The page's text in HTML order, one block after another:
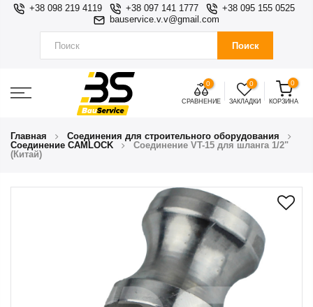
+38 098 219 4119 +38 097 141 1777
+38 095 155 0525
bauservice.v.v@gmail.com
Поиск
0
СРАВНЕНИЕ
0
ЗАКЛАДКИ
0
КОРЗИНА
Главная
Соединения для строительного оборудования
Соединение CAMLOCK
Соединение VT-15 для шланга 1/2"
(Китай)